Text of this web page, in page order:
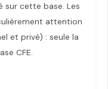
cette base. Les
attention
et privé) : seule la
CFE.